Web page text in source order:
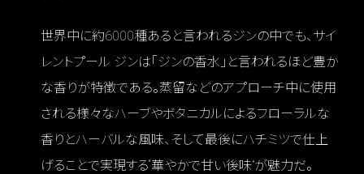
世界中に約6000種あると言われるジンの中でも、サイ
レントプール ジンは「ジンの香水」と言われるほど豊か
な香りが特徴である。蒸留などのアプローチ中に使用
される様々なハーブやボタニカルによるフローラルな
香りとハーバルな風味、そして最後にハチミツで仕上
げることで実現する“華やかで甘い後味”が魅力だ。